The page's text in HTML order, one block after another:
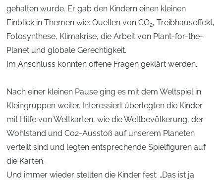
gehalten wurde. Er gab den Kindern einen kleinen
Einblick in Themen wie: Quellen von CO2, Treibhauseffekt,
Fotosynthese, Klimakrise, die Arbeit von Plant-for-the-
Planet und globale Gerechtigkeit.
Im Anschluss konnten offene Fragen geklärt werden.
Nach einer kleinen Pause ging es mit dem Weltspiel in
Kleingruppen weiter. Interessiert überlegten die Kinder
mit Hilfe von Weltkarten, wie die Weltbevölkerung, der
Wohlstand und Co2-Ausstoß auf unserem Planeten
verteilt sind und legten entsprechende Spielfiguren auf
die Karten.
Und immer wieder stellten die Kinder fest: „Das ist ja